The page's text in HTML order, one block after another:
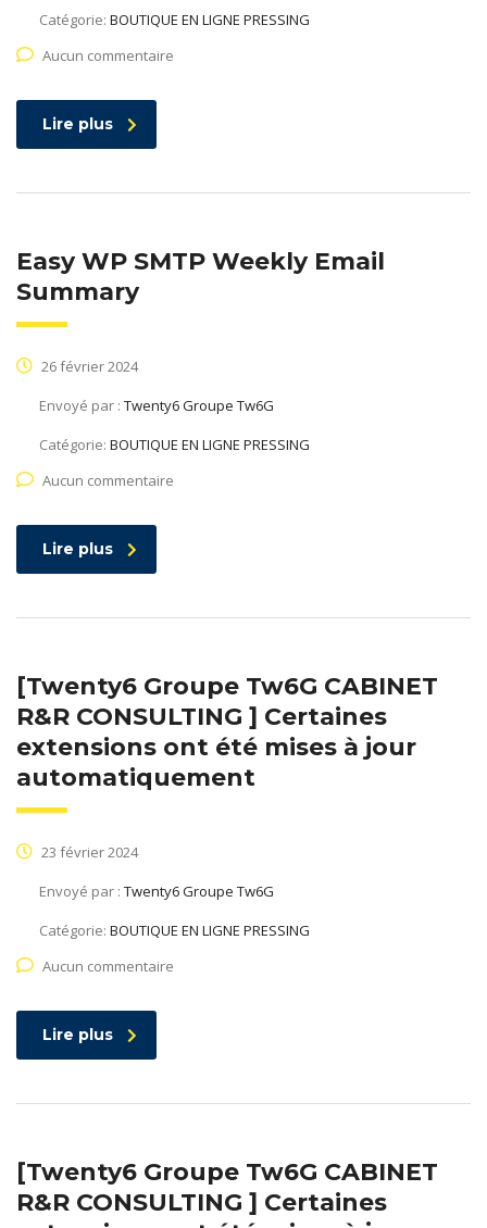
Catégorie: BOUTIQUE EN LIGNE PRESSING
Aucun commentaire
Lire plus
Easy WP SMTP Weekly Email
Summary
26 février 2024
Envoyé par : Twenty6 Groupe Tw6G
Catégorie: BOUTIQUE EN LIGNE PRESSING
Aucun commentaire
Lire plus
[Twenty6 Groupe Tw6G CABINET
R&R CONSULTING ] Certaines
extensions ont été mises à jour
automatiquement
23 février 2024
Envoyé par : Twenty6 Groupe Tw6G
Catégorie: BOUTIQUE EN LIGNE PRESSING
Aucun commentaire
Lire plus
[Twenty6 Groupe Tw6G CABINET
R&R CONSULTING ] Certaines